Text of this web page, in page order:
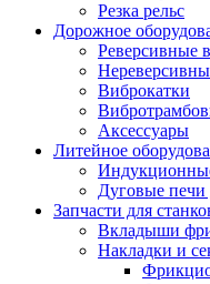
Резка рельс
Дорожное
Реверсивные
Виброкатки
Аксессуары
Литейное
Дуговые печи
Запчасти для
Вкладыши
Накладки и